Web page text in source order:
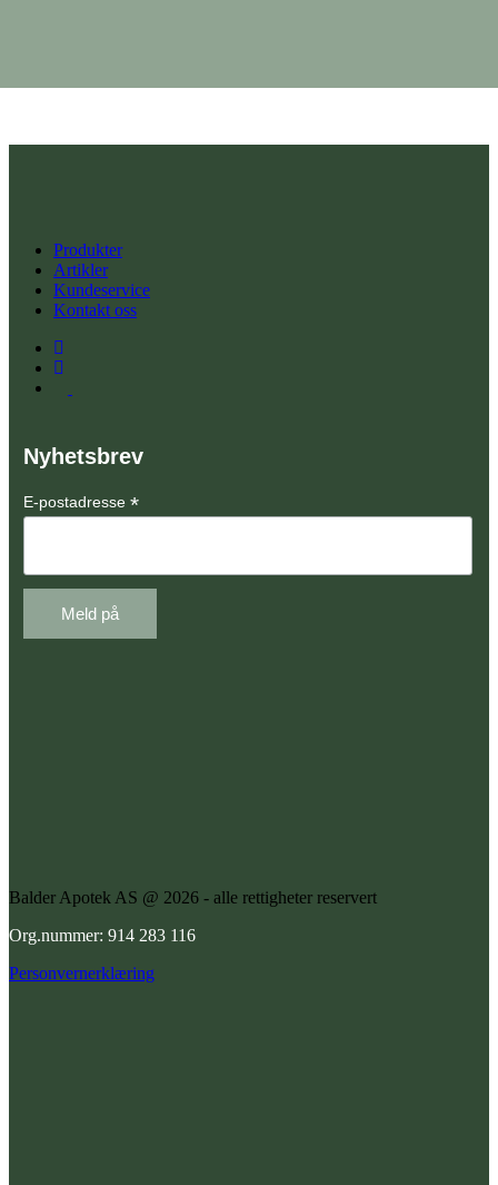
Produkter
Artikler
Kundeservice
Kontakt oss
Nyhetsbrev
E-postadresse *
Balder Apotek AS @ 2026 - alle rettigheter reservert
Org.nummer: 914 283 116
Personvernerklæring